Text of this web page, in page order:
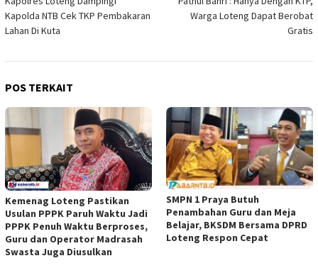
pos
Kapolda NTB Cek TKP Pembakaran
Lahan Di Kuta
Warga Loteng Dapat Berobat
Gratis
POS TERKAIT
Kemenag Loteng Pastikan
Usulan PPPK Paruh Waktu Jadi
PPPK Penuh Waktu Berproses,
Guru dan Operator Madrasah
Swasta Juga Diusulkan
SMPN 1 Praya Butuh
Penambahan Guru dan Meja
Belajar, BKSDM Bersama DPRD
Loteng Respon Cepat